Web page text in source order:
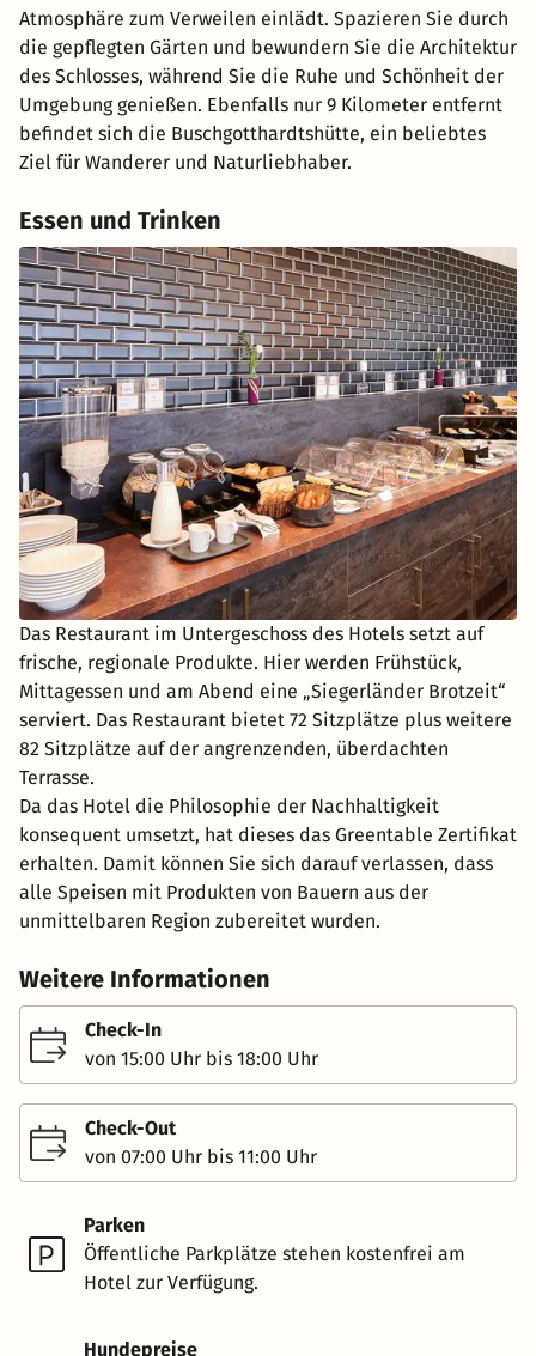
Atmosphäre zum Verweilen einlädt. Spazieren Sie durch
die gepflegten Gärten und bewundern Sie die Architektur
des Schlosses, während Sie die Ruhe und Schönheit der
Umgebung genießen. Ebenfalls nur 9 Kilometer entfernt
befindet sich die Buschgotthardtshütte, ein beliebtes
Ziel für Wanderer und Naturliebhaber.
Essen und Trinken
Das Restaurant im Untergeschoss des Hotels setzt auf
frische, regionale Produkte. Hier werden Frühstück,
Mittagessen und am Abend eine „Siegerländer Brotzeit“
serviert. Das Restaurant bietet 72 Sitzplätze plus weitere
82 Sitzplätze auf der angrenzenden, überdachten
Terrasse.
Da das Hotel die Philosophie der Nachhaltigkeit
konsequent umsetzt, hat dieses das Greentable Zertifikat
erhalten. Damit können Sie sich darauf verlassen, dass
alle Speisen mit Produkten von Bauern aus der
unmittelbaren Region zubereitet wurden.
Weitere Informationen
Check-In
von 15:00 Uhr bis 18:00 Uhr
Check-Out
von 07:00 Uhr bis 11:00 Uhr
Parken
Öffentliche Parkplätze stehen kostenfrei am
Hotel zur Verfügung.
Hundepreise